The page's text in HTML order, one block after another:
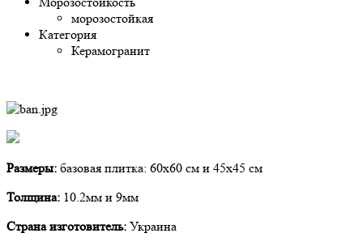
морозостойкая
Категория
Керамогранит
Размеры: базовая плитка: 60х60 см и 45х45 см
Толщина: 10.2мм и 9мм
Страна изготовитель: Украина